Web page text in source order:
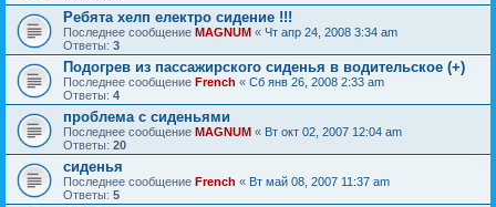
Ребята хелп електро сидение !!!
Последнее сообщение MAGNUM « Чт апр 24, 2008 3:34 am
Ответы: 3
Подогрев из пассажирского сиденья в водительское (+)
Последнее сообщение French « Сб янв 26, 2008 2:33 am
Ответы: 4
проблема с сиденьями
Последнее сообщение MAGNUM « Вт окт 02, 2007 12:04 am
Ответы: 20
сиденья
Последнее сообщение French « Вт май 08, 2007 11:37 am
Ответы: 5